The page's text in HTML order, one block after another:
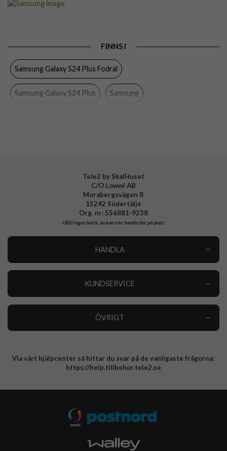
Färg
Hårdplast (PC), Mjukplast (TPU)
FINNS I
Samsung Galaxy S24 Plus Fodral
Samsung Galaxy S24 Plus Samsung
Tele2 by SkalHuset
C/O Lowwi AB
Morabergsvägen 8
15242 Södertälje
Org. nr: 556881-9238
OBS!Ingen butik, du kan inte handla här på plats
HANDLA
KUNDSERVICE
ÖVRIGT
Integritetspolicy
Via vårt hjälpcenter så hittar du svar på de vanligaste frågorna:
https://help.tillbehor.tele2.se